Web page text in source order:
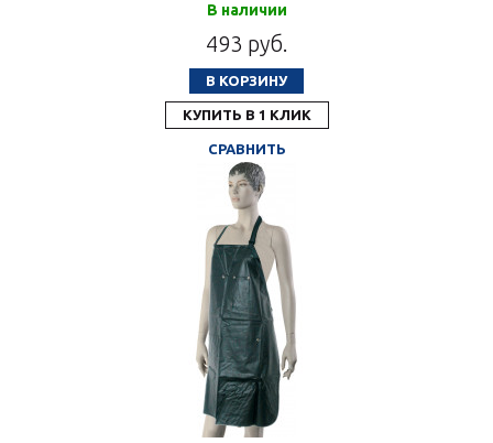
В наличии
493 руб.
В КОРЗИНУ
КУПИТЬ В 1 КЛИК
СРАВНИТЬ